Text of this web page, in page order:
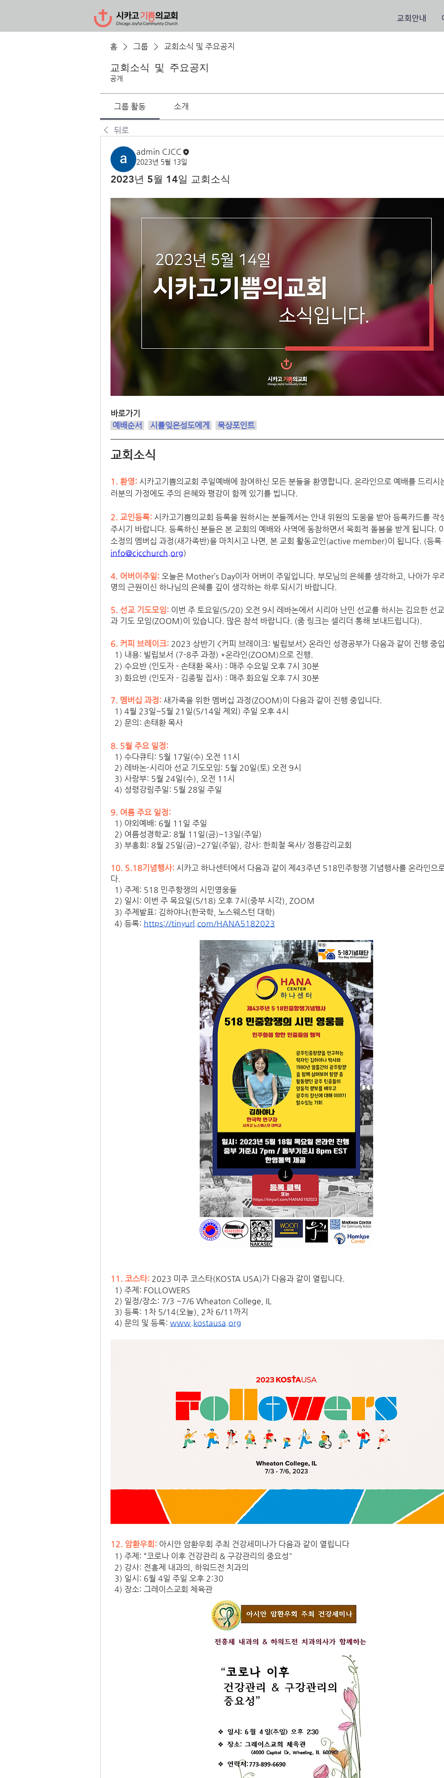
교회안내
홈 그룹 교회소식 및 주요공지
교회소식 및 주요공지
공개
그룹 활동 소개
뒤로
admin CJCC
2023년 5월 13일
2023년 5월 14일 교회소식
바로가기
예배순서
시를잊은성도에게 묵상포인트
교회소식
1. 환영: 시카고기쁨의교회 주일예배에 참여하신 모든 분들을 환영합니다. 온라인으로 예배를 드리시
러분의 가정에도 주의 은혜와 평강이 함께 있기를 빕니다.
2. 교인등록: 시카고기쁨의교회 등록을 원하시는 분들께서는 안내 위원의 도움을 받아 등록카드를 작
주시기 바랍니다. 등록하신 분들은 본 교회의 예배와 사역에 동참하면서 목회적 돌봄을 받게 됩니다.
info@cjcchurch.org)
4. 어버이주일: 오늘은 Mother’s Day이자 어버이 주일입니다. 부모님의 은혜를 생각하고, 나아가 우
명의 근원이신 하나님의 은혜를 깊이 생각하는 하루 되시기 바랍니다.
5. 선교 기도모임: 이번 주 토요일(5/20) 오전 9시 레바논에서 시리아 난민 선교를 하시는 김요한 선
과 기도 모임(ZOOM)이 있습니다. 많은 참석 바랍니다. (줌 링크는 셀리더 통해 보내드립니다).
6. 커피 브레이크: 2023 상반기 <커피 브레이크: 빌립보서> 온라인 성경공부가 다음과 같이 진행 중
  1) 내용: 빌립보서 (7-8주 과정) *온라인(ZOOM)으로 진행.
  2) 수요반 (인도자 - 손태환 목사) : 매주 수요일 오후 7시 30분
  3) 화요반 (인도자 - 김종필 집사) : 매주 화요일 오후 7시 30분
7. 멤버십 과정: 새가족을 위한 멤버십 과정(ZOOM)이 다음과 같이 진행 중입니다.
  1) 4월 23일~5월 21일(5/14일 제외) 주일 오후 4시
  2) 문의: 손태환 목사
8. 5월 주요 일정:
  1) 수다큐티: 5월 17일(수) 오전 11시
  2) 레바논-시리아 선교 기도모임: 5월 20일(토) 오전 9시
  3) 사랑부: 5월 24일(수), 오전 11시
  4) 성령강림주일: 5월 28일 주일
9. 여름 주요 일정:
  1) 야외예배: 6월 11일 주일
  2) 여름성경학교: 8월 11일(금)~13일(주일)
  3) 부흥회: 8월 25일(금)~27일(주일), 강사: 한희철 목사/ 정릉감리교회
10. 5.18기념행사: 시카고 하나센터에서 다음과 같이 제43주년 518민주항쟁 기념행사를 온라인으
다.
  1) 주제: 518 민주항쟁의 시민영웅들
  2) 일시: 이번 주 목요일(5/18) 오후 7시(중부 시각), ZOOM
  3) 주제발표: 김하야나(한국학, 노스웨스턴 대학)
  4) 등록:
https://tinyurl.com/HANA5182023
11. 코스타: 2023 미주 코스타(KOSTA USA)가 다음과 같이 열립니다.
  1) 주제: FOLLOWERS
  2) 일정/장소: 7/3 ~7/6 Wheaton College, IL
  3) 등록: 1차 5/14(오늘), 2차 6/11까지
  4) 문의 및 등록:
www.kostausa.org
12. 암환우회: 아시안 암환우회 주최 건강세미나가 다음과 같이 열립니다
  1) 주제: “코로나 이후 건강관리 & 구강관리의 중요성"
  2) 강사: 전흥제 내과의, 하워드전 치과의
  3) 일시: 6월 4일 주일 오후 2:30
  4) 장소: 그레이스교회 체육관